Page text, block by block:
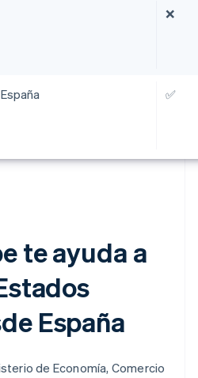
❌
✅
te ayuda a
España
de Economía, Comercio